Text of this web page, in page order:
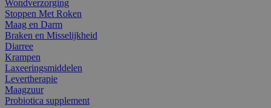
Wondverzorging
Stoppen Met Roken
Maag en Darm
Braken en Misselijkheid
Diarree
Krampen
Laxeeringsmiddelen
Levertherapie
Maagzuur
Probiotica supplement